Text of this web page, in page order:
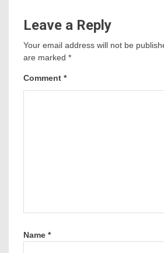
Leave a Reply
Your email address will not be
are marked *
Comment *
Name *